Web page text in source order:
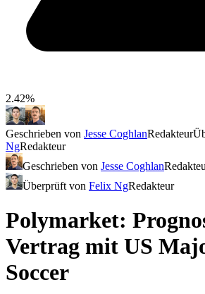
2.42%
Geschrieben von Jesse CoghlanRedakteur
NgRedakteur
Geschrieben von Jesse Coghlan
Überprüft von Felix NgRedakteur
Polymarket:
Vertrag mit US
Soccer